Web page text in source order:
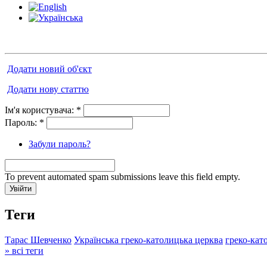
Додати новий об'єкт
Додати нову статтю
Ім'я користувача: *
Пароль: *
Забули пароль?
To prevent automated spam submissions leave this field empty.
Теги
Тарас Шевченко Українська греко-католицька церква греко-
» всі теги